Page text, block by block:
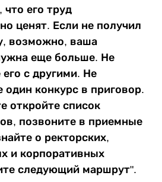
что его труд
ценят. Если не получил
возможно, ваша
еще больше. Не
с другими. Не
один конкурс в приговор.
откройте список
позвоните в приемные
о ректорских,
и корпоративных
следующий маршрут".